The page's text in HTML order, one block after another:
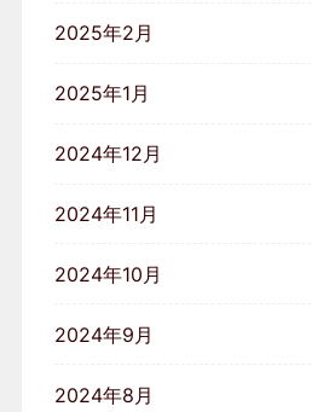
2025年2月
2025年1月
2024年12月
2024年11月
2024年10月
2024年9月
2024年8月